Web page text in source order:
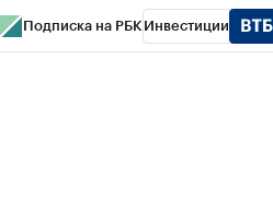
Подписка на РБК Инвестиции